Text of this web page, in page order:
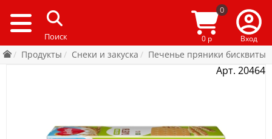
0
0 р Вход
Продукты Снеки и закуска Печенье пряники бисквиты
Арт. 20464